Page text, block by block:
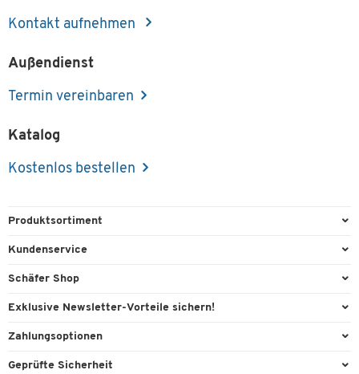
Kontakt aufnehmen
Außendienst
Termin vereinbaren
Katalog
Kostenlos bestellen
Produktsortiment
Büroausstattung
Reinigung & Hygiene
Technik
Kundenservice
Direktbestellung
Recycling
Lieferinformationen
Schäfer Shop
Services & Leistungen
Exklusive Newsletter-Vorteile sichern!
Willkommensgeschenk
Zahlungsoptionen
Paypal
Geprüfte Sicherheit